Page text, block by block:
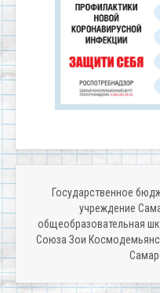
Государственное
учреждение
общеобразовательная
Союза Зои